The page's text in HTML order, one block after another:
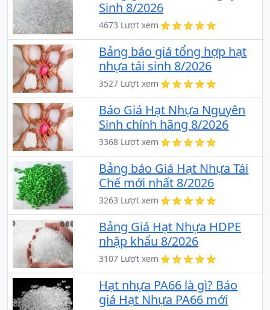
Sinh 8/2026
4673 Lượt xem
Bảng báo giá tổng hợp hạt
nhựa tái sinh 8/2026
3527 Lượt xem
Báo Giá Hạt Nhựa Nguyên
Sinh chính hãng 8/2026
3368 Lượt xem
Bảng báo Giá Hạt Nhựa Tái
Chế mới nhất 8/2026
3263 Lượt xem
Bảng Giá Hạt Nhựa HDPE
nhập khẩu 8/2026
3107 Lượt xem
Hạt nhựa PA66 là gì? Báo
giá Hạt Nhựa PA66 mới